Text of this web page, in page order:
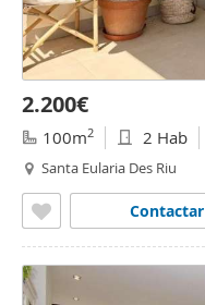
2.200€
100m2 2 Hab
Santa Eularia Des Riu
Contactar